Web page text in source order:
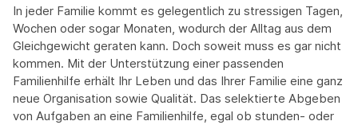
In jeder Familie kommt es gelegentlich zu stressigen Tagen,
Wochen oder sogar Monaten, wodurch der Alltag aus dem
Gleichgewicht geraten kann. Doch soweit muss es gar nicht
kommen. Mit der Unterstützung einer passenden
Familienhilfe erhält Ihr Leben und das Ihrer Familie eine ganz
neue Organisation sowie Qualität. Das selektierte Abgeben
von Aufgaben an eine Familienhilfe, egal ob stunden- oder